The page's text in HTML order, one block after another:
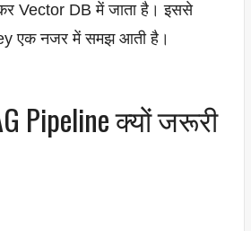
Vector DB में जाता है। इससे
एक नजर में समझ आती है।
Pipeline क्यों जरूरी